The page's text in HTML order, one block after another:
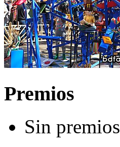
Premios
Sin premios